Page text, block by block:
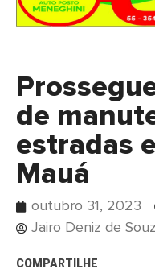
de
estradas
Mauá
outubro 31, 2023
Jairo Deniz de
COMPARTILHE